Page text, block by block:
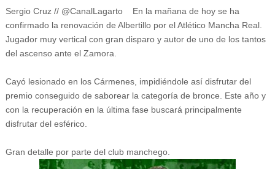
Sergio Cruz // @CanalLagarto En la mañana de hoy se ha
confirmado la renovación de Albertillo por el Atlético Mancha Real.
Jugador muy vertical con gran disparo y autor de uno de los tantos
del ascenso ante el Zamora.
Cayó lesionado en los Cármenes, impidiéndole así disfrutar del
premio conseguido de saborear la categoría de bronce. Este año y
con la recuperación en la última fase buscará principalmente
disfrutar del esférico.
Gran detalle por parte del club manchego.